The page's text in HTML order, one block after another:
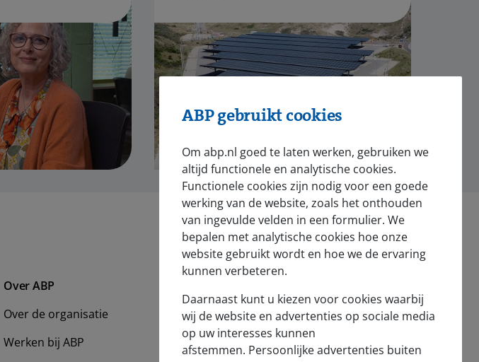
Over ABP
Over de organisatie
Werken bij ABP
Nieuws
Voor de pers
ABP gebruikt cookies
Om abp.nl goed te laten werken, gebruiken we
altijd functionele en analytische cookies.
Functionele cookies zijn nodig voor een goede
werking van de website, zoals het onthouden
van ingevulde velden in een formulier. We
bepalen met analytische cookies hoe onze
website gebruikt wordt en hoe we de ervaring
kunnen verbeteren.
Daarnaast kunt u kiezen voor cookies waarbij
wij de website en advertenties op sociale media
op uw interesses kunnen
afstemmen. Persoonlijke advertenties buiten